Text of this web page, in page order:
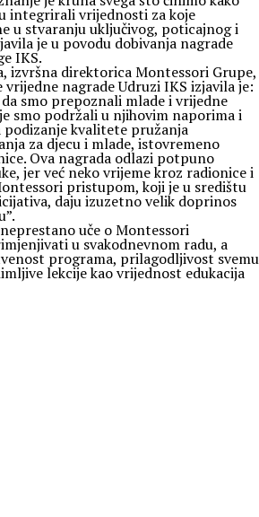
integrirali vrijednosti za koje
u stvaranju uključivog, poticajnog i
je u povodu dobivanja nagrade
IKS.
izvršna direktorica Montessori Grupe,
vrijedne nagrade Udruzi IKS izjavila je:
smo prepoznali mlade i vrijedne
smo podržali u njihovim naporima i
kvalitete pružanja
za djecu i mlade, istovremeno
Ova nagrada odlazi potpuno
jer već neko vrijeme kroz radionice i
pristupom, koji je u središtu
daju izuzetno velik doprinos
uče o Montessori
u svakodnevnom radu, a
programa, prilagodljivost svemu
lekcije kao vrijednost edukacija